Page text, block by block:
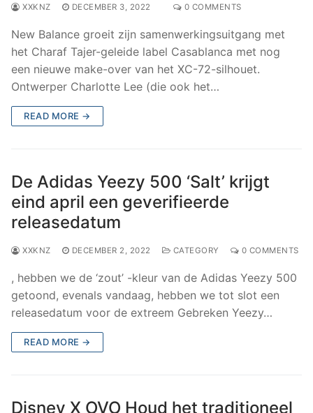
XXKNZ DECEMBER 3, 2022 0 COMMENTS
New Balance groeit zijn samenwerkingsuitgang met
het Charaf Tajer-geleide label Casablanca met nog
een nieuwe make-over van het XC-72-silhouet.
Ontwerper Charlotte Lee (die ook het…
READ MORE →
De Adidas Yeezy 500 ‘Salt’ krijgt
eind april een geverifieerde
releasedatum
XXKNZ DECEMBER 2, 2022 CATEGORY 0 COMMENTS
, hebben we de ‘zout’ -kleur van de Adidas Yeezy 500
getoond, evenals vandaag, hebben we tot slot een
releasedatum voor de extreem Gebreken Yeezy…
READ MORE →
Disney X OVO Houd het traditioneel